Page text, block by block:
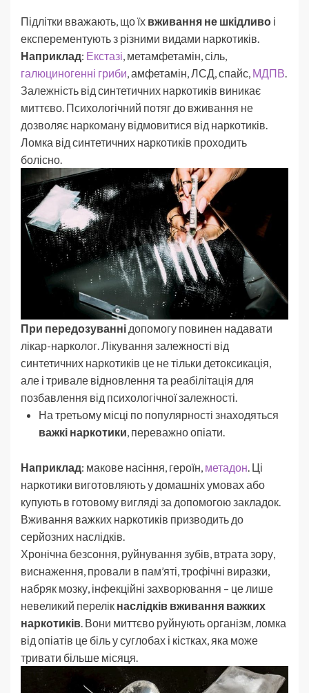
Підлітки вважають, що їх вживання не шкідливо і
експерементують з різними видами наркотиків.
Наприклад: Екстазі, метамфетамін, сіль,
галюциногенні гриби, амфетамін, ЛСД, спайс, МДПВ.
Залежність від синтетичних наркотиків виникає
миттєво. Психологічний потяг до вживання не
дозволяє наркоману відмовитися від наркотиків.
Ломка від синтетичних наркотиків проходить
болісно.
При передозуванні допомогу повинен надавати
лікар-нарколог. Лікування залежності від
синтетичних наркотиків це не тільки детоксикація,
але і тривале відновлення та реабілітація для
позбавлення від психологічної залежності.
На третьому місці по популярності знаходяться
важкі наркотики , переважно опіати.
Наприклад: макове насіння, героїн, метадон . Ці
наркотики виготовляють у домашніх умовах або
купують в готовому вигляді за допомогою закладок.
Вживання важких наркотиків призводить до
серйозних наслідків.
Хронічна безсоння, руйнування зубів, втрата зору,
виснаження, провали в пам’яті, трофічні виразки,
набряк мозку, інфекційні захворювання – це лише
невеликий перелік наслідків вживання важких
наркотиків . Вони миттєво руйнують організм, ломка
від опіатів це біль у суглобах і кістках, яка може
тривати більше місяця.